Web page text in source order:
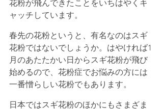
花粉が飛んできたことをいちはやくキ
ャッチしています。
春先の花粉というと、有名なのはスギ
花粉ではないでしょうか。はやければ1
月のあたたかい日からスギ花粉が飛び
始めるので、花粉症でお悩みの方には
一番憎らしい花粉でもあります。
日本ではスギ花粉のほかにもさまざま